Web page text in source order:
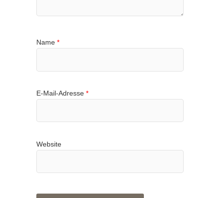
Name *
E-Mail-Adresse *
Website